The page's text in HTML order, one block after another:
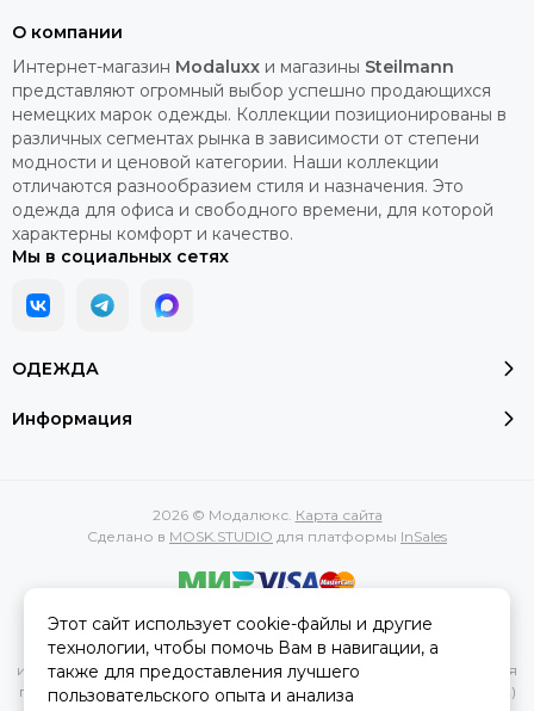
ОДЕЖДА
Информация
О компании
Интернет-магазин Modaluxx и магазины Steilmann
представляют огромный выбор успешно продающихся
немецких марок одежды. Коллекции позиционированы в
различных сегментах рынка в зависимости от степени
модности и ценовой категории. Наши коллекции
отличаются разнообразием стиля и назначения. Это
одежда для офиса и свободного времени, для которой
характерны комфорт и качество.
Мы в социальных сетях
2026 © Модалюкс. Карта сайта
Сделано в MOSK.STUDIO для платформы InSales
Вся представленная на сайте информация, касающаяся
характеристик, стоимости товаров и услуг, носит
информационный характер и ни при каких условиях не является
публичной офертой, определяемой положениями Статьи 437(2)
Этот сайт использует cookie-файлы и другие
технологии, чтобы помочь Вам в навигации, а
также для предоставления лучшего
пользовательского опыта и анализа